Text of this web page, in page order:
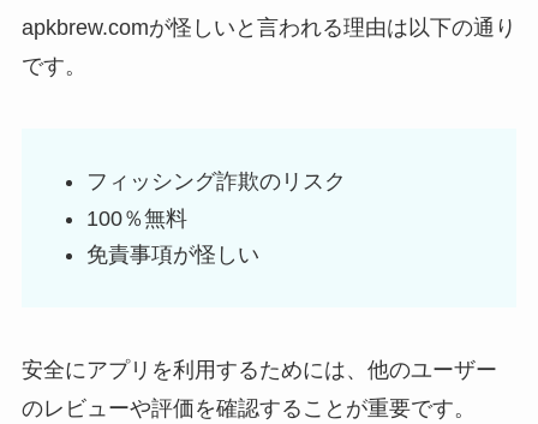
apkbrew.comが怪しいと言われる理由は以下の通り
です。
フィッシング詐欺のリスク
100％無料
免責事項が怪しい
安全にアプリを利用するためには、他のユーザー
のレビューや評価を確認することが重要です。